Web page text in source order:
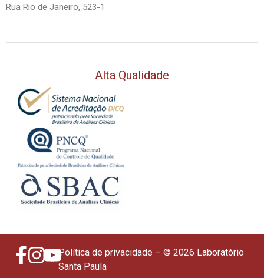
Rua Rio de Janeiro, 523-1
Alta Qualidade
Política de privacidade – © 2026 Laboratório
Santa Paula